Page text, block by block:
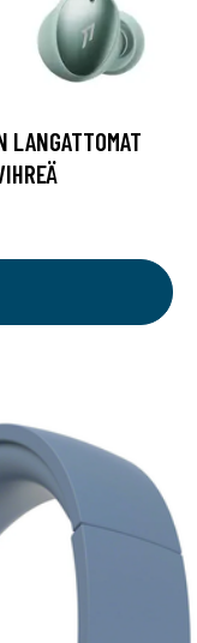
LANGATTOMAT